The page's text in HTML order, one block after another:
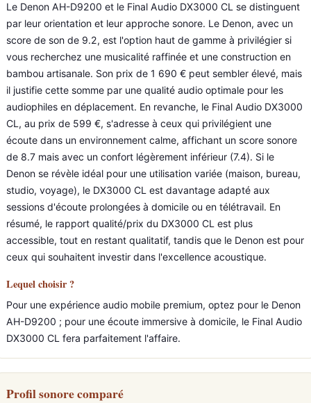
Le Denon AH-D9200 et le Final Audio DX3000 CL se distinguent
par leur orientation et leur approche sonore. Le Denon, avec un
score de son de 9.2, est l'option haut de gamme à privilégier si
vous recherchez une musicalité raffinée et une construction en
bambou artisanale. Son prix de 1 690 € peut sembler élevé, mais
il justifie cette somme par une qualité audio optimale pour les
audiophiles en déplacement. En revanche, le Final Audio DX3000
CL, au prix de 599 €, s'adresse à ceux qui privilégient une
écoute dans un environnement calme, affichant un score sonore
de 8.7 mais avec un confort légèrement inférieur (7.4). Si le
Denon se révèle idéal pour une utilisation variée (maison, bureau,
studio, voyage), le DX3000 CL est davantage adapté aux
sessions d'écoute prolongées à domicile ou en télétravail. En
résumé, le rapport qualité/prix du DX3000 CL est plus
accessible, tout en restant qualitatif, tandis que le Denon est pour
ceux qui souhaitent investir dans l'excellence acoustique.
Lequel choisir ?
Pour une expérience audio mobile premium, optez pour le Denon
AH-D9200 ; pour une écoute immersive à domicile, le Final Audio
DX3000 CL fera parfaitement l'affaire.
Profil sonore comparé